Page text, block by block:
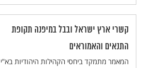
קשרי ארץ ישראל ובבל במיפנה תקופת
התנאים והאמוראים
המאמר מתמקד ביחסי הקהילות היהודיות בא"י